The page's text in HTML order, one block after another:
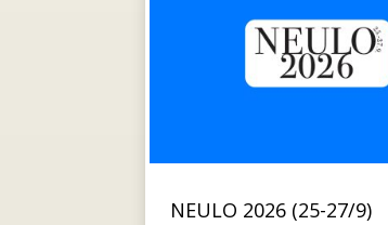
NEULO 2026 (25-27/9)